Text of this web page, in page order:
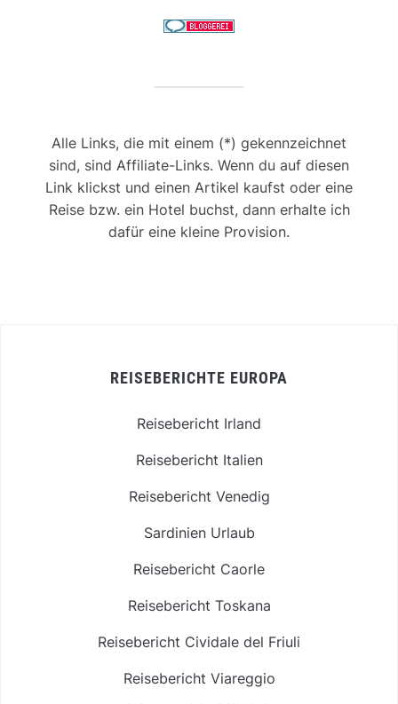
Alle Links, die mit einem (*) gekennzeichnet
sind, sind Affiliate-Links. Wenn du auf diesen
Link klickst und einen Artikel kaufst oder eine
Reise bzw. ein Hotel buchst, dann erhalte ich
dafür eine kleine Provision.
REISEBERICHTE EUROPA
Reisebericht Irland
Reisebericht Italien
Reisebericht Venedig
Sardinien Urlaub
Reisebericht Caorle
Reisebericht Toskana
Reisebericht Cividale del Friuli
Reisebericht Viareggio